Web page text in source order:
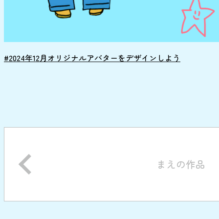
#2024年12月オリジナルアバターをデザインしよう
まえの作品